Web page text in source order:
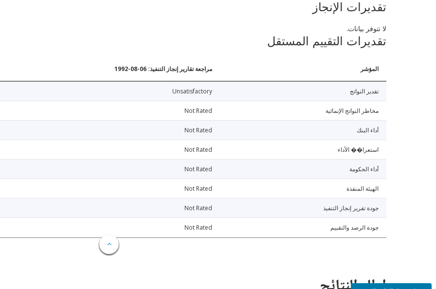
تقديرات الإنجاز
لا تتوفر بيانات.
تقديرات التقييم المستقل
المؤشر مراجعة تقارير إنجاز التنفيذ: 06-08-1992
تقدير النواتج Unsatisfactory
مخاطر النواتج الإنمائية Not Rated
أداء البنك Not Rated
استعرا�� الأداء Not Rated
أداء الحكومة Not Rated
الهيئة المنفذة Not Rated
جودة تقرير إنجاز التنفيذ Not Rated
جودة الرصد والتقييم Not Rated